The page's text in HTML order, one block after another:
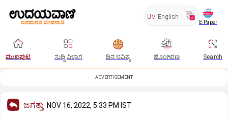
UV English
E-Paper
ಮುಖಪುಟ ಸುದ್ದಿ ವಿಭಾಗ ದಿನ ಭವಿಷ್ಯ ಹೊಂಗಿರಣ Search
ADVERTISEMENT
ಜಗತ್ತು NOV 16, 2022, 5:33 PM IST